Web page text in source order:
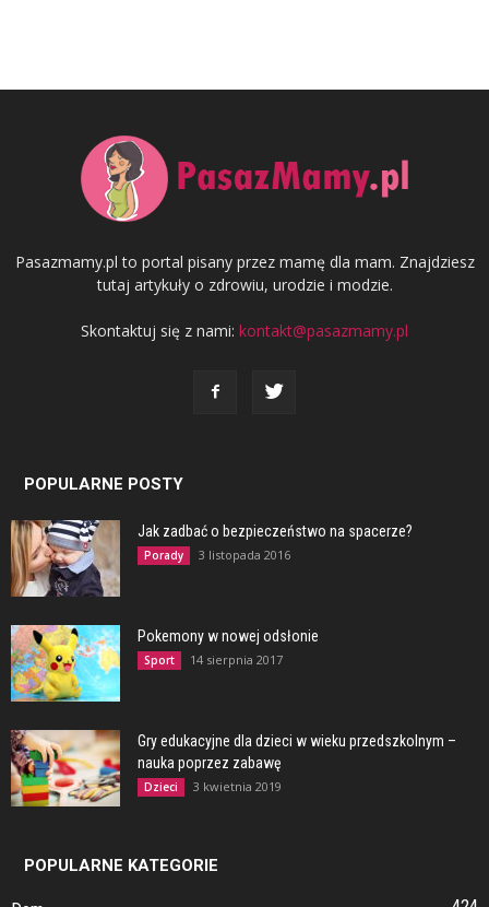
Pasazmamy.pl to portal pisany przez mamę dla mam. Znajdziesz
tutaj artykuły o zdrowiu, urodzie i modzie.
Skontaktuj się z nami: kontakt@pasazmamy.pl
POPULARNE POSTY
Jak zadbać o bezpieczeństwo na spacerze?
Porady 3 listopada 2016
Pokemony w nowej odsłonie
Sport 14 sierpnia 2017
Gry edukacyjne dla dzieci w wieku przedszkolnym –
nauka poprzez zabawę
Dzieci 3 kwietnia 2019
POPULARNE KATEGORIE